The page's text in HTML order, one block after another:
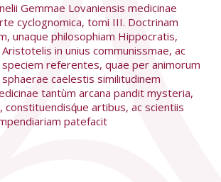
Gemmae Lovaniensis medicinae
cyclognomica, tomi III. Doctrinam
unaque philosophiam Hippocratis,
in unius communissmae, ac
referentes, quae per animorum
caelestis similitudinem
tantùm arcana pandit mysteria,
constituendisq́ue artibus, ac scientiis
patefacit